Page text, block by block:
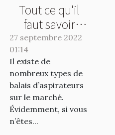
Tout ce qu'il
faut savoir
avant l'achat
d'un balai
aspirateur
27 septembre 2022
01:14
Il existe de
nombreux types de
balais d’aspirateurs
sur le marché.
Évidemment, si vous
n’êtes...